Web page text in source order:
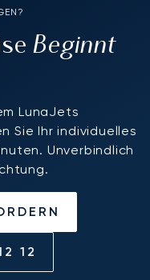
Beginnt
LunaJets
Sie Ihr individuelles
Unverbindlich
12